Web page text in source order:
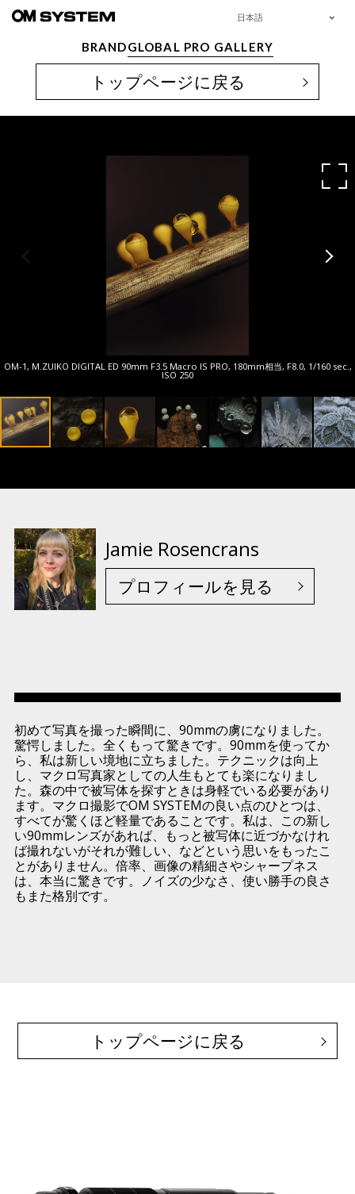
BRANDGLOBAL PRO GALLERY
日本語
トップページに戻る
OM-1, M.ZUIKO DIGITAL ED 90mm F3.5 Macro IS PRO, 180mm相当, F8.0, 1/160 sec.,
ISO 250
Jamie Rosencrans
プロフィールを見る
初めて写真を撮った瞬間に、90mmの虜になりました。
驚愕しました。全くもって驚きです。90mmを使ってか
ら、私は新しい境地に立ちました。テクニックは向上
し、マクロ写真家としての人生もとても楽になりまし
た。森の中で被写体を探すときは身軽でいる必要があり
ます。マクロ撮影でOM SYSTEMの良い点のひとつは、
すべてが驚くほど軽量であることです。私は、この新し
い90mmレンズがあれば、もっと被写体に近づかなけれ
ば撮れないがそれが難しい、などという思いをもったこ
とがありません。倍率、画像の精細さやシャープネス
は、本当に驚きです。ノイズの少なさ、使い勝手の良さ
もまた格別です。
トップページに戻る